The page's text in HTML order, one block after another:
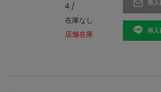
4 /
在庫なし
店舗在庫
再入
再入